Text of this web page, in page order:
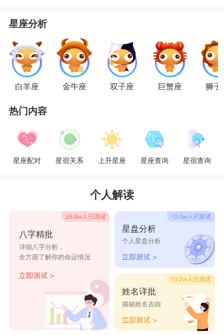
惯。对于感情节奏的变化也比较迟钝缓慢，不过一
经触发，就一发不可收拾。因此，金牛男生一般带
给人老实而忠厚的感觉，感情上就像一头牛一样耿
直而持久。家庭观念对于金牛男生来说很重要，他
子，以家庭为中心的金牛男，通常能够给家人带来
一种可靠而安全的感觉。
金牛座男生在感情上相对保守，他们对于爱情
能的。因此，如果金牛座男生喜欢上一个水瓶座女
生很可能是被她潇洒的生活态度所吸引，想试一试
她们的生活方式。金牛座不像水瓶座，既不离奇也
不古怪。金牛的眼睛不含有水瓶座的模糊表情，他
们往往温柔而清澈。水瓶座女生好奇心强，常常把
强烈的愿望和独立精神融合在一起。水瓶座的情感
与她们的想象密切相关，她们不但喜欢现实中的
人，也喜欢从幻觉中走出来的人。实际上，她们的
星座分析
白羊座 金牛座 双子座 巨蟹座 狮子
热门内容
星座配对 星宿关系 上升星座 星座查询 星宿查询
个人解读
八字精批
详细八字分析，
全方面了解你的命运情况
星盘分析
个人星盘分析
姓名详批
揭秘姓名吉凶